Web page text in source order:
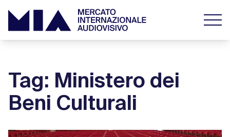
Tag: Ministero dei
Beni Culturali